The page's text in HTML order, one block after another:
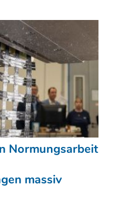
Normungsarbeit
massiv